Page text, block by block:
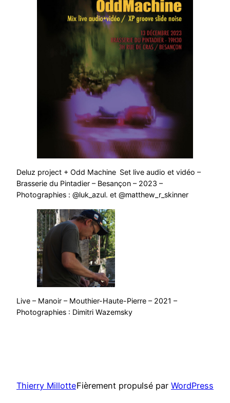
Deluz project + Odd Machine Set live audio et vidéo –
Brasserie du Pintadier – Besançon – 2023 –
Photographies : @luk_azul. et @matthew_r_skinner
Live – Manoir – Mouthier-Haute-Pierre – 2021 –
Photographies : Dimitri Wazemsky
Thierry MillotteFièrement propulsé par WordPress